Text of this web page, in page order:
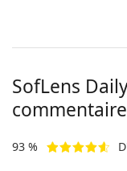
SofLens
93 %